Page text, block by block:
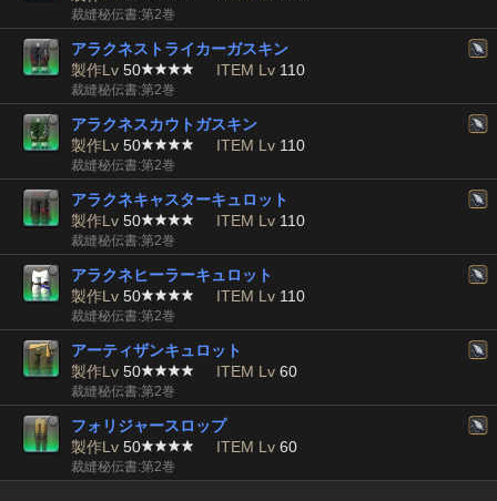
裁縫秘伝書:第2巻
アラクネストライカーガスキン
製作Lv 50 ITEM Lv 110
裁縫秘伝書:第2巻
アラクネスカウトガスキン
製作Lv 50 ITEM Lv 110
裁縫秘伝書:第2巻
アラクネキャスターキュロット
製作Lv 50 ITEM Lv 110
裁縫秘伝書:第2巻
アラクネヒーラーキュロット
製作Lv 50 ITEM Lv 110
裁縫秘伝書:第2巻
アーティザンキュロット
製作Lv 50 ITEM Lv 60
裁縫秘伝書:第2巻
フォリジャースロップ
製作Lv 50 ITEM Lv 60
裁縫秘伝書:第2巻